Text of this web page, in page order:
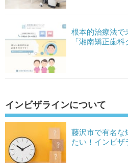
根本的治療法で
「湘南矯正歯
インビザラインについて
藤沢市で有名な
たい！インビザ